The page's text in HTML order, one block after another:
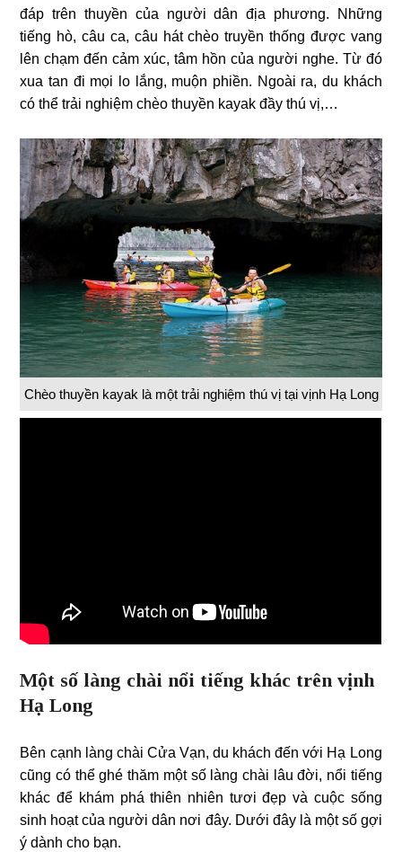
đáp trên thuyền của người dân địa phương. Những
tiếng hò, câu ca, câu hát chèo truyền thống được vang
lên chạm đến cảm xúc, tâm hồn của người nghe. Từ đó
xua tan đi mọi lo lắng, muộn phiền. Ngoài ra, du khách
có thể trải nghiệm chèo thuyền kayak đầy thú vị,…
Chèo thuyền kayak là một trải nghiệm thú vị tại vịnh Hạ Long
Một số làng chài nổi tiếng khác trên vịnh
Hạ Long
Bên cạnh làng chài Cửa Vạn, du khách đến với Hạ Long
cũng có thể ghé thăm một số làng chài lâu đời, nổi tiếng
khác để khám phá thiên nhiên tươi đẹp và cuộc sống
sinh hoạt của người dân nơi đây. Dưới đây là một số gợi
ý dành cho bạn.